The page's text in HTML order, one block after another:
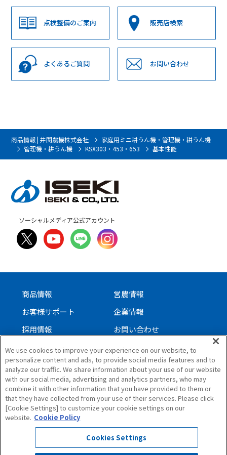
点検整備のご案内 販売店検索
よくあるご質問 お問い合わせ
商品情報 | 井関農機株式会社
家庭用ミニ耕うん機・管理機・耕うん機
管理機・耕うん機
KSX303・453・653 基本性能
ソーシャルメディア公式アカウント
商品情報
営農情報
お客様サポート
企業情報
採用情報
お問い合わせ
サイトについて
個人情報保護方針
ソーシャルメディアガイドライン
サイトマップ
We use cookies to improve your experience on our website, to
personalize content and ads, to provide social media features and to
analyze our traffic. We share information about your use of our website
with our social media, advertising and analytics partners, who may
combine it with other information that you have provided to them or
that they have collected from your use of their services. Please click
[Cookie Settings] to customize your cookie settings on our
website. Cookie Policy
Cookies Settings